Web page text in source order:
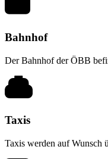
Bahnhof
Der Bahnhof der ÖBB
Taxis
Taxis werden auf Wunsch